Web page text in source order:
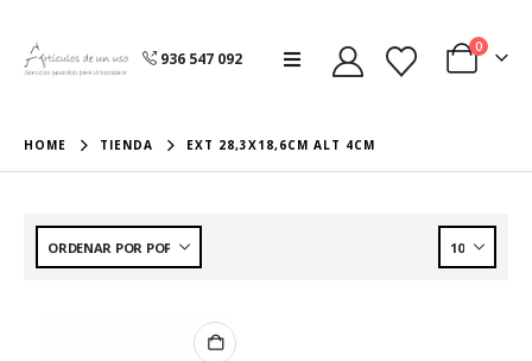
936 547 092
0
HOME TIENDA EXT 28,3X18,6CM ALT 4CM